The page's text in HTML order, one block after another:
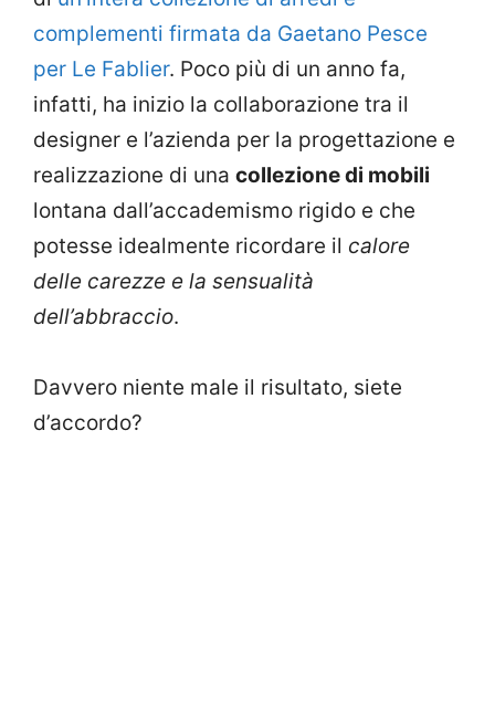
complementi firmata da Gaetano Pesce
per Le Fablier. Poco più di un anno fa,
infatti, ha inizio la collaborazione tra il
designer e l’azienda per la progettazione e
realizzazione di una collezione di mobili
lontana dall’accademismo rigido e che
potesse idealmente ricordare il calore
delle carezze e la sensualità
dell’abbraccio.
Davvero niente male il risultato, siete
d’accordo?